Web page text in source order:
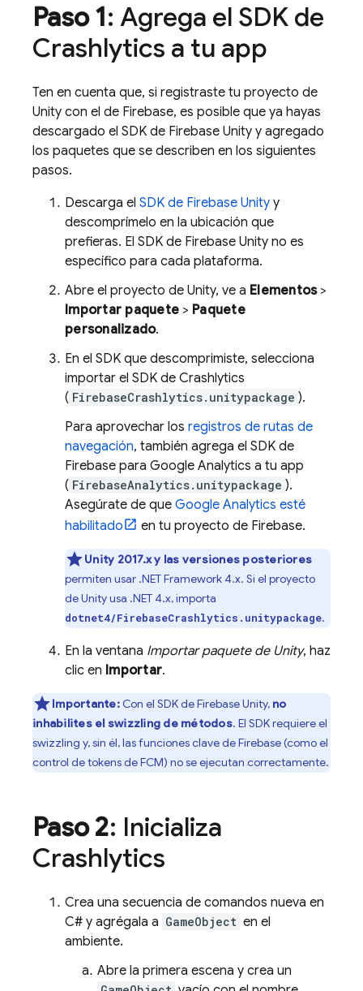
Paso 1: Agrega el SDK de
Crashlytics a tu app
Ten en cuenta que, si registraste tu proyecto de
Unity con el de Firebase, es posible que ya hayas
descargado el SDK de Firebase Unity y agregado
los paquetes que se describen en los siguientes
pasos.
Descarga el SDK de Firebase Unity y
descomprímelo en la ubicación que
prefieras. El SDK de Firebase Unity no es
específico para cada plataforma.
Abre el proyecto de Unity, ve a Elementos>
Importar paquete > Paquete
personalizado.
En el SDK que descomprimiste, selecciona
importar el SDK de Crashlytics
( FirebaseCrashlytics.unitypackage ).
Para aprovechar los registros de rutas de
navegación, también agrega el SDK de
Firebase para Google Analytics a tu app
( FirebaseAnalytics.unitypackage ).
Asegúrate de que Google Analytics esté
habilitado
en tu proyecto de Firebase.
Unity 2017.x y las versiones posteriores
permiten usar .NET Framework 4.x. Si el proyecto
de Unity usa .NET 4.x, importa
dotnet4/FirebaseCrashlytics.unitypackage.
En la ventana Importar paquete de Unity, haz
clic en Importar.
Importante:Con el SDK deFirebaseUnity, no
inhabilites el swizzling de métodos. El SDK requiere el
swizzling y, sin él, las funciones clave de Firebase (como el
control de tokens deFCM) no se ejecutan correctamente.
Paso 2: Inicializa
Crashlytics
Crea una secuencia de comandos nueva en
C# y agrégala a GameObject en el
ambiente.
Abre la primera escena y crea un